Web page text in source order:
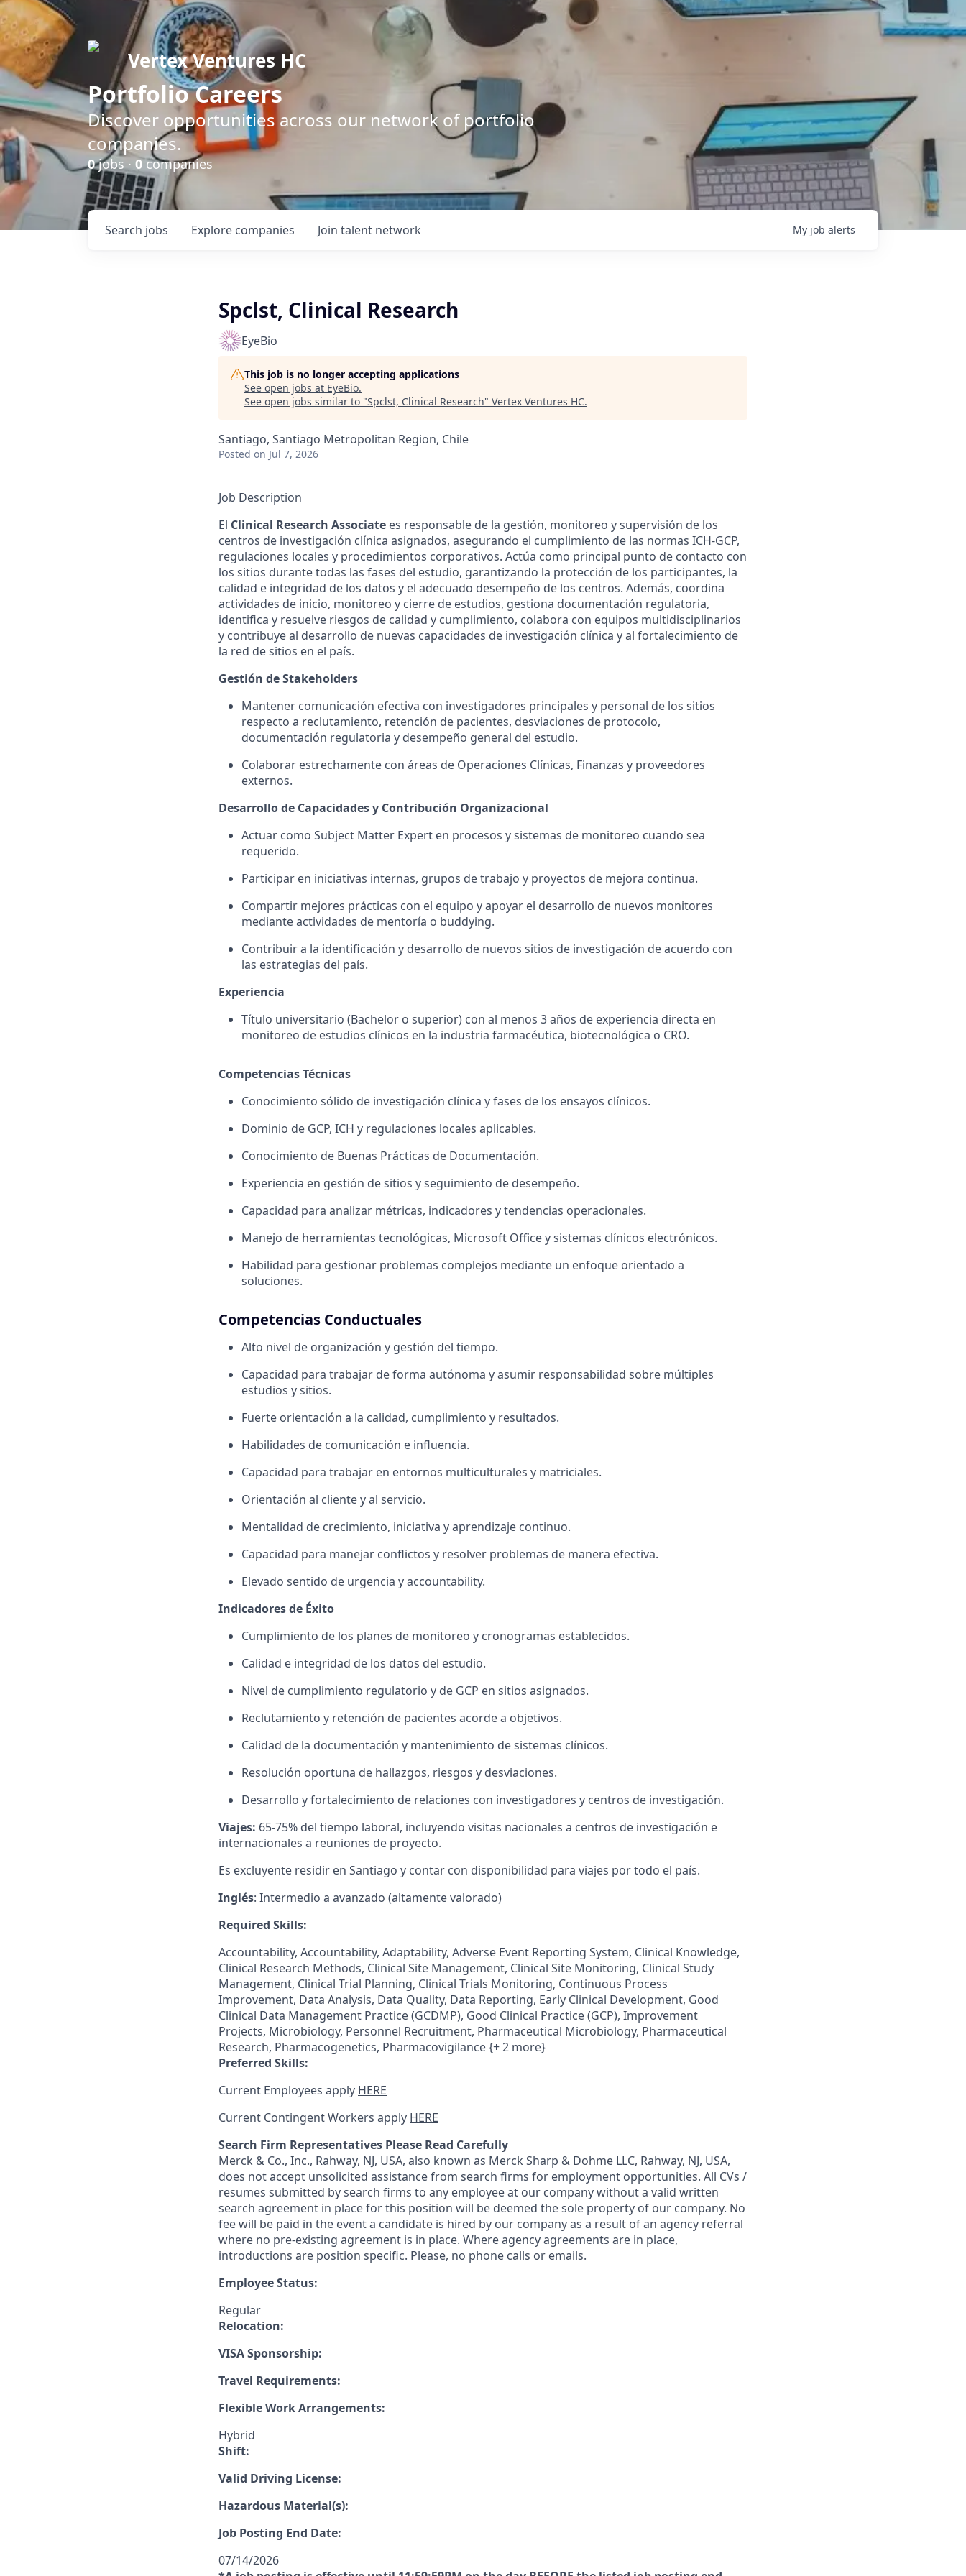
Vertex Ventures HC
Portfolio Careers
Discover opportunities across our network of portfolio
companies.
0jobs · 0companies
Search jobs Explore companies Join talent network My job alerts
Spclst, Clinical Research
EyeBio
This job is no longer accepting applications
See open jobs at EyeBio.
See open jobs similar to "Spclst, Clinical Research" Vertex Ventures HC.
Santiago, Santiago Metropolitan Region, Chile
Posted on Jul 7, 2026
Job Description
El Clinical Research Associate es responsable de la gestión, monitoreo y supervisión de los
centros de investigación clínica asignados, asegurando el cumplimiento de las normas ICH-GCP,
regulaciones locales y procedimientos corporativos. Actúa como principal punto de contacto con
los sitios durante todas las fases del estudio, garantizando la protección de los participantes, la
calidad e integridad de los datos y el adecuado desempeño de los centros. Además, coordina
actividades de inicio, monitoreo y cierre de estudios, gestiona documentación regulatoria,
identifica y resuelve riesgos de calidad y cumplimiento, colabora con equipos multidisciplinarios
y contribuye al desarrollo de nuevas capacidades de investigación clínica y al fortalecimiento de
la red de sitios en el país.
Gestión de Stakeholders
Mantener comunicación efectiva con investigadores principales y personal de los sitios
respecto a reclutamiento, retención de pacientes, desviaciones de protocolo,
documentación regulatoria y desempeño general del estudio.
Colaborar estrechamente con áreas de Operaciones Clínicas, Finanzas y proveedores
externos.
Desarrollo de Capacidades y Contribución Organizacional
Actuar como Subject Matter Expert en procesos y sistemas de monitoreo cuando sea
requerido.
Participar en iniciativas internas, grupos de trabajo y proyectos de mejora continua.
Compartir mejores prácticas con el equipo y apoyar el desarrollo de nuevos monitores
mediante actividades de mentoría o buddying.
Contribuir a la identificación y desarrollo de nuevos sitios de investigación de acuerdo con
las estrategias del país.
Experiencia
Título universitario (Bachelor o superior) con al menos 3 años de experiencia directa en
monitoreo de estudios clínicos en la industria farmacéutica, biotecnológica o CRO.
Competencias Técnicas
Conocimiento sólido de investigación clínica y fases de los ensayos clínicos.
Dominio de GCP, ICH y regulaciones locales aplicables.
Conocimiento de Buenas Prácticas de Documentación.
Experiencia en gestión de sitios y seguimiento de desempeño.
Capacidad para analizar métricas, indicadores y tendencias operacionales.
Manejo de herramientas tecnológicas, Microsoft Office y sistemas clínicos electrónicos.
Habilidad para gestionar problemas complejos mediante un enfoque orientado a
soluciones.
Competencias Conductuales
Alto nivel de organización y gestión del tiempo.
Capacidad para trabajar de forma autónoma y asumir responsabilidad sobre múltiples
estudios y sitios.
Fuerte orientación a la calidad, cumplimiento y resultados.
Habilidades de comunicación e influencia.
Capacidad para trabajar en entornos multiculturales y matriciales.
Orientación al cliente y al servicio.
Mentalidad de crecimiento, iniciativa y aprendizaje continuo.
Capacidad para manejar conflictos y resolver problemas de manera efectiva.
Elevado sentido de urgencia y accountability.
Indicadores de Éxito
Cumplimiento de los planes de monitoreo y cronogramas establecidos.
Calidad e integridad de los datos del estudio.
Nivel de cumplimiento regulatorio y de GCP en sitios asignados.
Reclutamiento y retención de pacientes acorde a objetivos.
Calidad de la documentación y mantenimiento de sistemas clínicos.
Resolución oportuna de hallazgos, riesgos y desviaciones.
Desarrollo y fortalecimiento de relaciones con investigadores y centros de investigación.
Viajes: 65-75% del tiempo laboral, incluyendo visitas nacionales a centros de investigación e
internacionales a reuniones de proyecto.
Es excluyente residir en Santiago y contar con disponibilidad para viajes por todo el país.
Inglés: Intermedio a avanzado (altamente valorado)
Required Skills:
Accountability, Accountability, Adaptability, Adverse Event Reporting System, Clinical Knowledge,
Clinical Research Methods, Clinical Site Management, Clinical Site Monitoring, Clinical Study
Management, Clinical Trial Planning, Clinical Trials Monitoring, Continuous Process
Improvement, Data Analysis, Data Quality, Data Reporting, Early Clinical Development, Good
Clinical Data Management Practice (GCDMP), Good Clinical Practice (GCP), Improvement
Projects, Microbiology, Personnel Recruitment, Pharmaceutical Microbiology, Pharmaceutical
Research, Pharmacogenetics, Pharmacovigilance {+ 2 more}
Preferred Skills:
Current Employees apply HERE
Current Contingent Workers apply HERE
Search Firm Representatives Please Read Carefully
Merck & Co., Inc., Rahway, NJ, USA, also known as Merck Sharp & Dohme LLC, Rahway, NJ, USA,
does not accept unsolicited assistance from search firms for employment opportunities. All CVs /
resumes submitted by search firms to any employee at our company without a valid written
search agreement in place for this position will be deemed the sole property of our company. No
fee will be paid in the event a candidate is hired by our company as a result of an agency referral
where no pre-existing agreement is in place. Where agency agreements are in place,
introductions are position specific. Please, no phone calls or emails.
Employee Status:
Regular
Relocation:
VISA Sponsorship:
Travel Requirements:
Flexible Work Arrangements:
Hybrid
Shift:
Valid Driving License:
Hazardous Material(s):
Job Posting End Date:
07/14/2026